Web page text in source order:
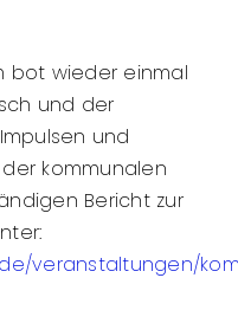
bot wieder einmal
und der
und
kommunalen
Bericht zur
veranstaltungen/